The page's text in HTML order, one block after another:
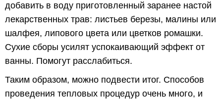
добавить в воду приготовленный заранее настой
лекарственных трав: листьев березы, малины или
шалфея, липового цвета или цветков ромашки.
Сухие сборы усилят успокаивающий эффект от
ванны. Помогут расслабиться.
Таким образом, можно подвести итог. Способов
проведения тепловых процедур очень много, и